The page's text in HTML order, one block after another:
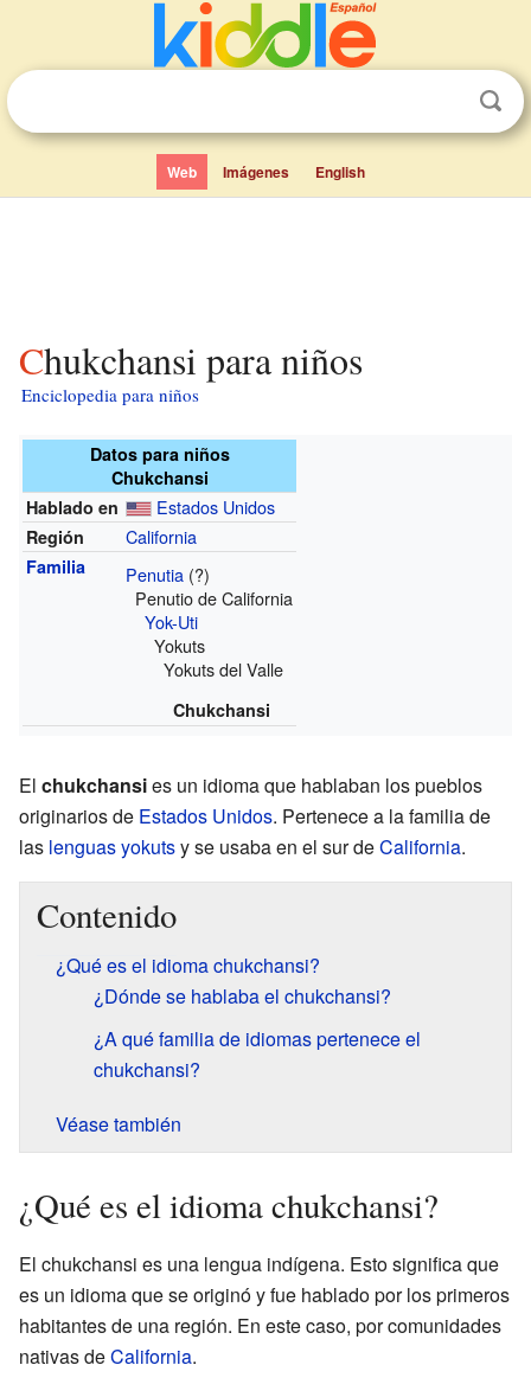
Web Imágenes English
Chukchansi para niños
Enciclopedia para niños
Datos para niños
Chukchansi
Hablado en
Estados Unidos
Región California
Familia Penutia (?)
Penutio de California
Yok-Uti
Yokuts
Yokuts del Valle
Chukchansi
El chukchansies un idioma que hablaban los pueblos
originarios de Estados Unidos. Pertenece a la familia de
las lenguas yokutsy se usaba en el sur deCalifornia.
Contenido
¿Qué es el idioma chukchansi?
¿Dónde se hablaba el chukchansi?
¿A qué familia de idiomas pertenece el
chukchansi?
Véase también
¿Qué es el idioma chukchansi?
El chukchansi es una lengua indígena. Esto significa que
es un idioma que se originó y fue hablado por los primeros
habitantes de una región. En este caso, por comunidades
nativas deCalifornia.